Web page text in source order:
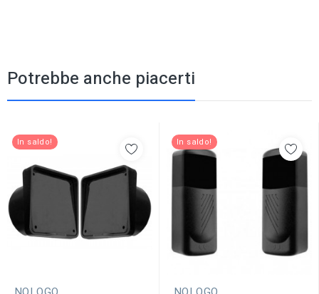
Potrebbe anche piacerti
In saldo! In saldo!